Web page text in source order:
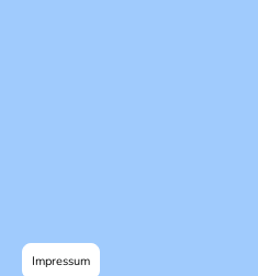
Impressum